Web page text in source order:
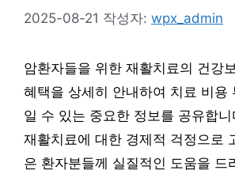
2025-08-21 작성자: wpx_admin
암환자들을 위한 재활치료의 건강
혜택을 상세히 안내하여 치료 비용
일 수 있는 중요한 정보를 공유합
재활치료에 대한 경제적 걱정으로
은 환자분들께 실질적인 도움을 드